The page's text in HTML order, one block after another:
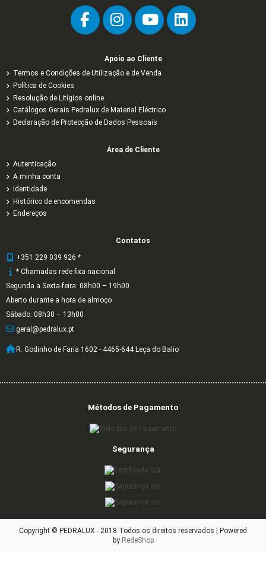
Apoio ao Cliente
Termos e Condições de Utilização e de Venda
Política de Cookies
Resolução de Litígios online
Catálogos Gerais Pedralux de Material Eléctrico
Declaração de Protecção de Dados Pessoais
Área de Cliente
Autenticação
A minha conta
Identidade
Histórico de encomendas
Endereços
Contatos
+351 229 039 926 *
* Chamadas rede fixa nacional
Segunda a Sexta-feira: 08h00 – 19h00
Aberto durante a hora de almoço
Sábado: 08h30 – 13h00
geral@pedralux.pt
R. Godinho de Faria 1602 - 4465-644 Leça do Balio
Métodos de Pagamento
Segurança
Copyright © PEDRALUX - 2018 Todos os direitos reservados | Powered
by RedeShop